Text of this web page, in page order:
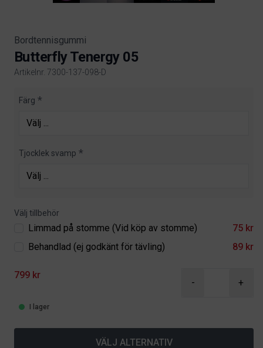
Bordtennisgummi
Butterfly Tenergy 05
Artikelnr. 7300-137-098-D
Product information
Färg
Tjocklek svamp
Välj tillbehör
Limmad på stomme (Vid köp av stomme)
75 kr
Behandlad (ej godkänt för tävling)
89 kr
799 kr
- +
I lager
VÄLJ ALTERNATIV